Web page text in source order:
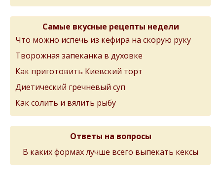
Самые вкусные рецепты недели
Что можно испечь из кефира на скорую руку
Творожная запеканка в духовке
Как приготовить Киевский торт
Диетический гречневый суп
Как солить и вялить рыбу
Ответы на вопросы
В каких формах лучше всего выпекать кексы